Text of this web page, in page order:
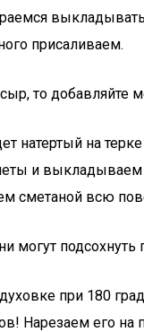
присаливаем.
то добавляйте
натертый на
и выкладываем
сметаной всю
могут
при 180
Нарезаем его на